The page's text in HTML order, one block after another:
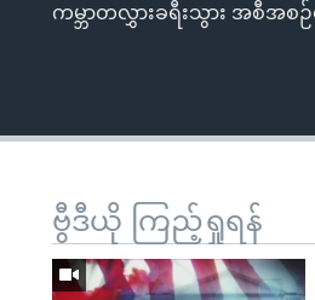
ကမ္ဘာတလွှားခရီးသွား အစီအ
ဗွီဒီယို ကြည့်ရှုရန်